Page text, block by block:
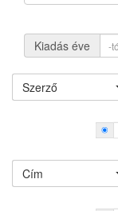
Kiadás éve
Szerző
Cím